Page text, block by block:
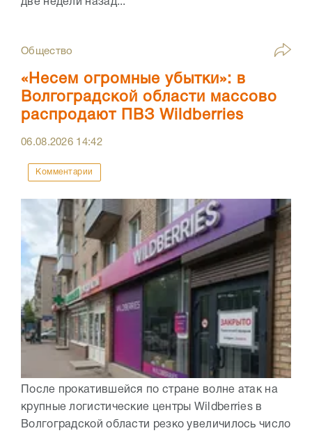
Общество
«Несем огромные убытки»: в
Волгоградской области массово
распродают ПВЗ Wildberries
06.08.2026 14:42
Комментарии
После прокатившейся по стране волне атак на
крупные логистические центры Wildberries в
Волгоградской области резко увеличилось число